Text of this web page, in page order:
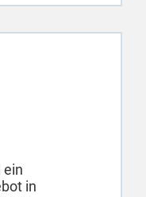
ein
in